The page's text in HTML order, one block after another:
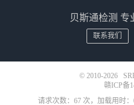
贝斯通检测 专
联系我们
© 2010-2026
赣ICP备
请求次数：67 次，加载用时